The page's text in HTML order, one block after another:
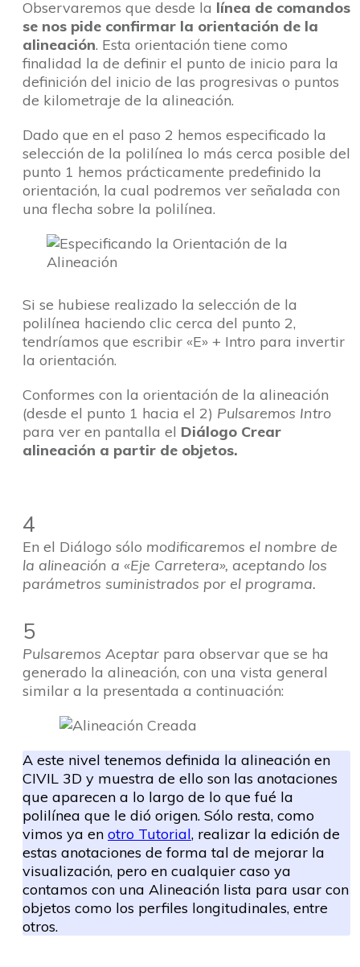
Observaremos que desde la línea de comandos
se nos pide confirmar la orientación de la
alineación. Esta orientación tiene como
finalidad la de definir el punto de inicio para la
definición del inicio de las progresivas o puntos
de kilometraje de la alineación.
Dado que en el paso 2 hemos especificado la
selección de la polilínea lo más cerca posible del
punto 1 hemos prácticamente predefinido la
orientación, la cual podremos ver señalada con
una flecha sobre la polilínea.
Si se hubiese realizado la selección de la
polilínea haciendo clic cerca del punto 2,
tendríamos que escribir «E» + Intro para invertir
la orientación.
Conformes con la orientación de la alineación
(desde el punto 1 hacia el 2) Pulsaremos Intro
para ver en pantalla el Diálogo Crear
alineación a partir de objetos.
4
En el Diálogo sólo modificaremos el nombre de
la alineación a «Eje Carretera», aceptando los
parámetros suministrados por el programa.
5
Pulsaremos Aceptar para observar que se ha
generado la alineación, con una vista general
similar a la presentada a continuación:
A este nivel tenemos definida la alineación en
CIVIL 3D y muestra de ello son las anotaciones
que aparecen a lo largo de lo que fué la
polilínea que le dió origen. Sólo resta, como
vimos ya en otro Tutorial, realizar la edición de
estas anotaciones de forma tal de mejorar la
visualización, pero en cualquier caso ya
contamos con una Alineación lista para usar con
objetos como los perfiles longitudinales, entre
otros.